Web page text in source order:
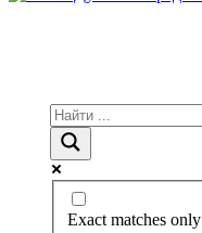
Exact matches only